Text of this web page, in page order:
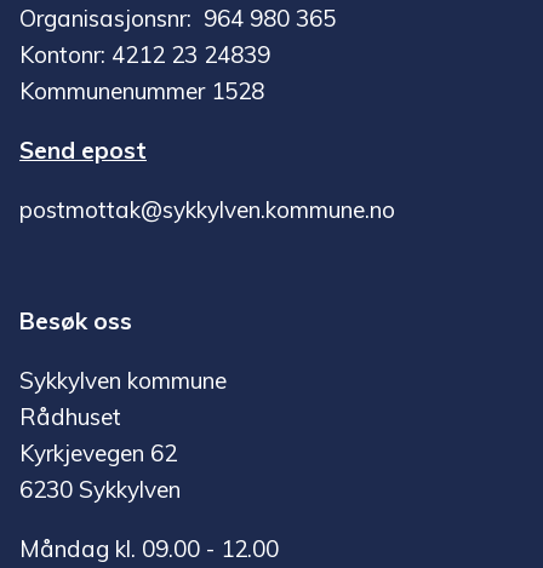
Organisasjonsnr: 964 980 365
Kontonr: 4212 23 24839
Kommunenummer 1528
Send epost
postmottak@sykkylven.kommune.no
Besøk oss
Sykkylven kommune
Rådhuset
Kyrkjevegen 62
6230 Sykkylven
Måndag kl. 09.00 - 12.00